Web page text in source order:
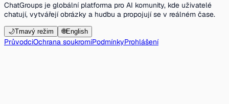
ChatGroups je globální platforma pro AI komunity, kde uživatelé
chatují, vytvářejí obrázky a hudbu a propojují se v reálném čase.
🌙Tmavý režim 🌐English
PrůvodciOchrana soukromíPodmínkyProhlášení